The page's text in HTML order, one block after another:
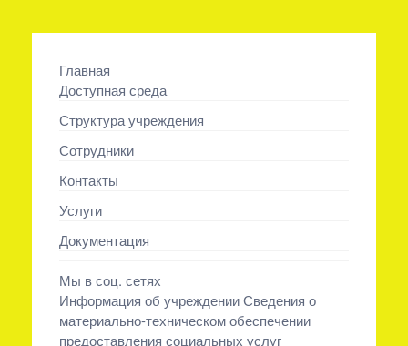
Главная
Доступная среда
Структура учреждения
Сотрудники
Контакты
Услуги
Документация
Мы в соц. сетях
Информация об учреждении Сведения о
материально-техническом обеспечении
предоставления социальных услуг